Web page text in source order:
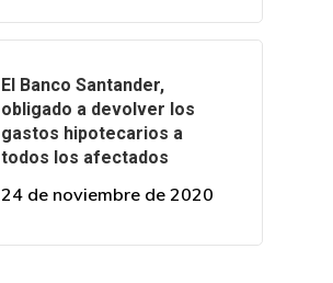
El Banco Santander,
obligado a devolver los
gastos hipotecarios a
todos los afectados
24 de noviembre de 2020